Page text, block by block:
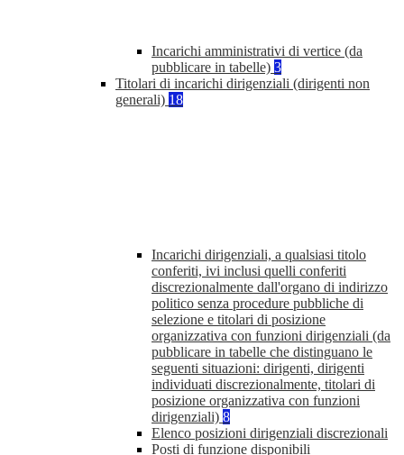
Incarichi amministrativi di vertice (da
pubblicare in tabelle) 3
Titolari di incarichi dirigenziali (dirigenti non
generali) 18
Incarichi dirigenziali, a qualsiasi titolo
conferiti, ivi inclusi quelli conferiti
discrezionalmente dall'organo di indirizzo
politico senza procedure pubbliche di
selezione e titolari di posizione
organizzativa con funzioni dirigenziali (da
pubblicare in tabelle che distinguano le
seguenti situazioni: dirigenti, dirigenti
individuati discrezionalmente, titolari di
posizione organizzativa con funzioni
dirigenziali) 8
Elenco posizioni dirigenziali discrezionali
Posti di funzione disponibili